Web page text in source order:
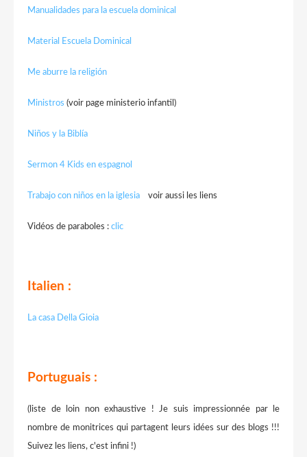
Manualidades para la escuela dominical
Material Escuela Dominical
Me aburre la religión
Ministros (voir page ministerio infantil)
Niños y la Biblía
Sermon 4 Kids en espagnol
Trabajo con niños en la iglesia voir aussi les liens
Vidéos de paraboles : clic
Italien :
La casa Della Gioia
Portuguais :
(liste de loin non exhaustive ! Je suis impressionnée par le
nombre de monitrices qui partagent leurs idées sur des blogs !!!
Suivez les liens, c'est infini !)